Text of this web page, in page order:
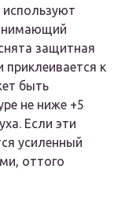
защитная
приклеивается к
быть
не ниже +5
Если эти
усиленный
оттого